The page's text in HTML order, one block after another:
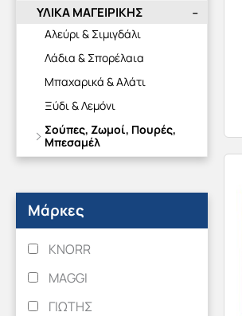
ΥΛΙΚΑ ΜΑΓΕΙΡΙΚΗΣ
Αλεύρι & Σιμιγδάλι
Λάδια & Σπορέλαια
Μπαχαρικά & Αλάτι
Ξύδι & Λεμόνι
Σούπες, Ζωμοί, Πουρές,
Μπεσαμέλ
Μάρκες
KNORR
MAGGI
ΓΙΩΤΗΣ